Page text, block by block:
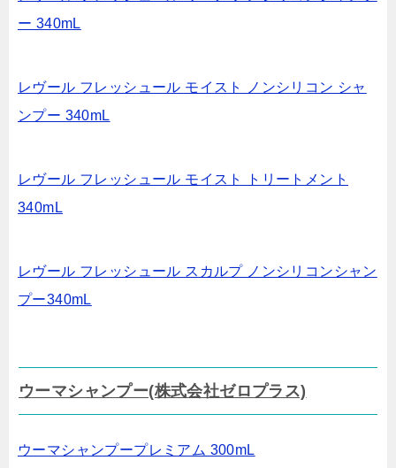
ー 340mL
レヴール フレッシュール モイスト ノンシリコン シャ
ンプー 340mL
レヴール フレッシュール モイスト トリートメント
340mL
レヴール フレッシュール スカルプ ノンシリコンシャン
プー340mL
ウーマシャンプー(株式会社ゼロプラス)
ウーマシャンプープレミアム 300mL